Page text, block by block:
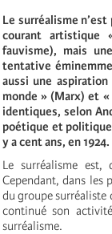
Le surréalisme
courant artistique
fauvisme), mais
tentative
aussi une
monde » (Marx) et «
identiques, selon
poétique et
y a cent ans, en
Le surréalisme est,
Cependant, dans les
du groupe surréaliste
continué son
surréalisme.